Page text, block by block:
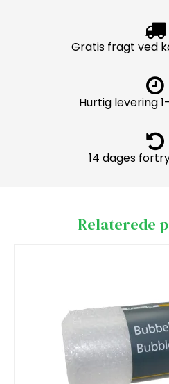
Gratis fragt ved
Hurtig levering
14 dages
Relaterede